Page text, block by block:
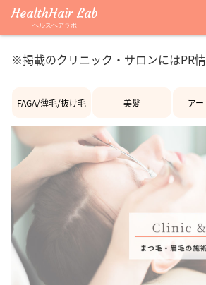
※掲載のクリニック・サロンにはPR情
FAGA/薄毛/抜け毛 美髪 ア
HealthHair Lab
ヘルスヘアラボ